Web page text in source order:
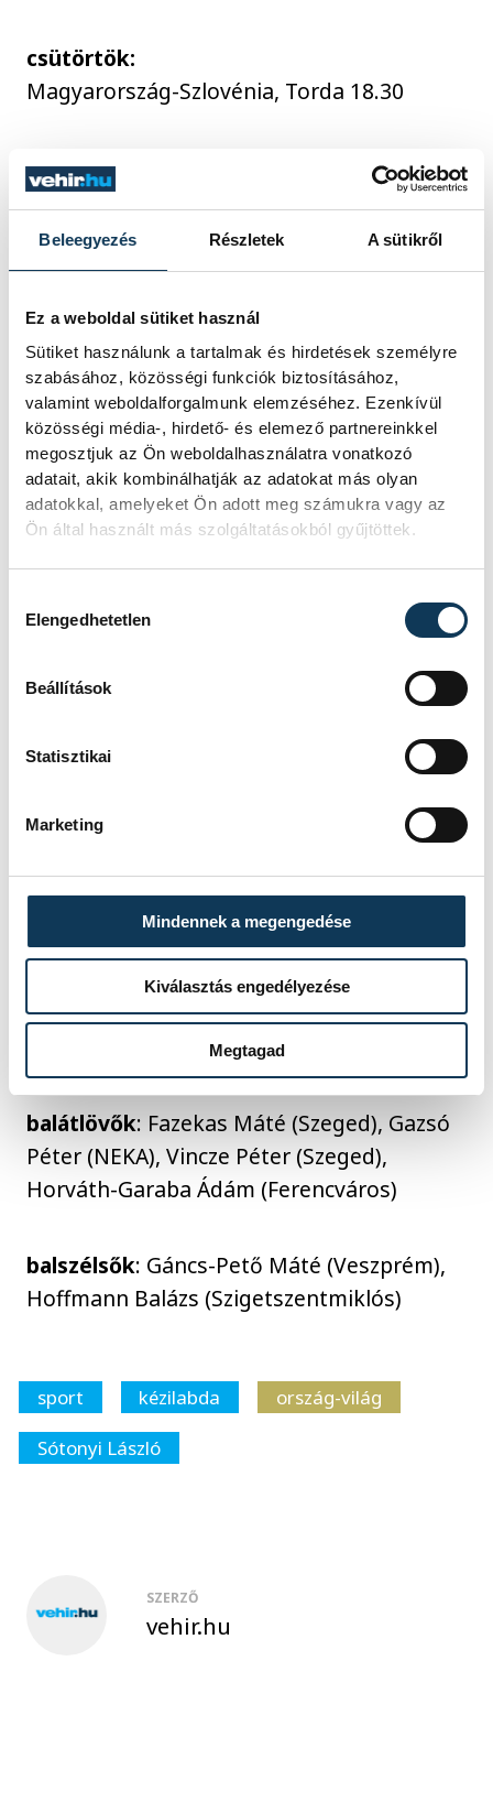
Beleegyezés Részletek A sütikről
Ez a weboldal sütiket használ
Sütiket használunk a tartalmak és hirdetések személyre
szabásához, közösségi funkciók biztosításához,
valamint weboldalforgalmunk elemzéséhez. Ezenkívül
közösségi média-, hirdető- és elemező partnereinkkel
megosztjuk az Ön weboldalhasználatra vonatkozó
adatait, akik kombinálhatják az adatokat más olyan
adatokkal, amelyeket Ön adott meg számukra vagy az
Ön által használt más szolgáltatásokból gyűjtöttek.
Elengedhetetlen
Beállítások
Statisztikai
Marketing
Mindennek a megengedése
Kiválasztás engedélyezése
Megtagad
csütörtök:
Magyarország-Szlovénia, Torda 18.30
szombat:
Lengyelország-Magyarország, Kolozsvár
18.30
A csoportok első két-két helyezettje jut a
középdöntőbe.
A magyar válogatott kerete:
kapusok: Balogh Ádám (Ferencváros),
Erdei Benedek (Balatonfüred), Várady-
Kucsera Máté (Szeged)
jobbátlövő
irányítók: Apró Botond (Veszprém),
Eklemovic Márkó (Győr), Pintér Koppány
(Veszprém)
beállók: Furka Márton (Szeged), Mészáros
Máté (NEKA), Zakor Zalán (Győr)
balátlövők: Fazekas Máté (Szeged), Gazsó
Péter (NEKA), Vincze Péter (Szeged),
Horváth-Garaba Ádám (Ferencváros)
balszélsők: Gáncs-Pető Máté (Veszprém),
Hoffmann Balázs (Szigetszentmiklós)
sport kézilabda
ország-világ
Sótonyi László
SZERZŐ
vehir.hu